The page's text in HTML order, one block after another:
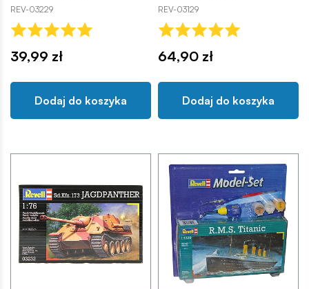
REV-03229
39,99 zł
Dodaj do koszyka
REV-03129
64,90 zł
Dodaj do koszyka